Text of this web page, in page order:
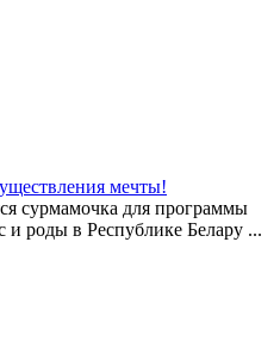
мечты!
сурмамочка для программы
и роды в Республике Белару ...